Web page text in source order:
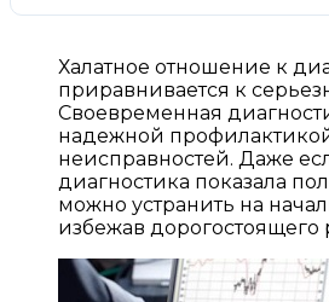
Халатное отношение к
приравнивается к
Своевременная
надежной
неисправностей. Даже
диагностика показала
можно устранить на
избежав дорогостоящего